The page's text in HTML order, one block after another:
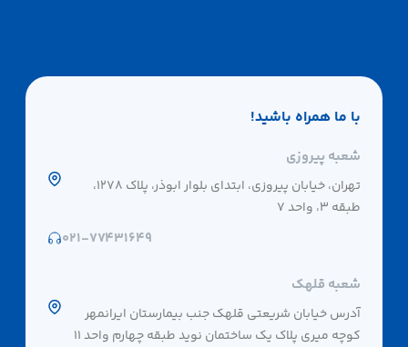
با ما همراه باشید!
شعبه پیروزی
تهران، خیابان پیروزی، ابتدای بلوار ابوذر، پلاک 1278،
طبقه 3، واحد 7
۰۲۱-۷۷۴۳۱۶۴۹
شعبه قلهک
آدرس خیابان شریعتی قلهک جنب بیمارستان ایرانمهر
کوچه میری پلاک یک ساختمان نوید طبقه چهارم واحد ۱۱